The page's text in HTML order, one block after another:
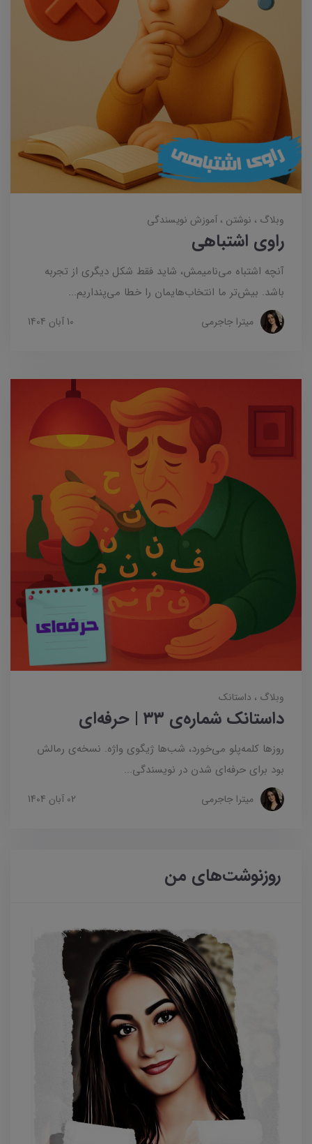
وبلاگ نوشتن آموزش نویسندگی
راوی اشتباهی
آنچه اشتباه می‌نامیمش، شاید فقط شکل دیگری از تجربه
باشد. بیش‌تر ما انتخاب‌هایمان را خطا می‌پنداریم...
میترا جاجرمی 10 آبان 1404
وبلاگ داستانک‌
داستانک شماره‌ی ۳۳ | حرفه‌ای
روزها کلمه‌پلو می‌خورد، شب‌ها ژیگوی واژه. نسخه‌ی رمالش
بود برای حرفه‌ای شدن در نویسندگی...
میترا جاجرمی 02 آبان 1404
روزنوشت‌های من